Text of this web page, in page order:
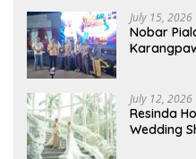
July 15, 2026
Nobar
July 12, 2026
Resinda
Wedding